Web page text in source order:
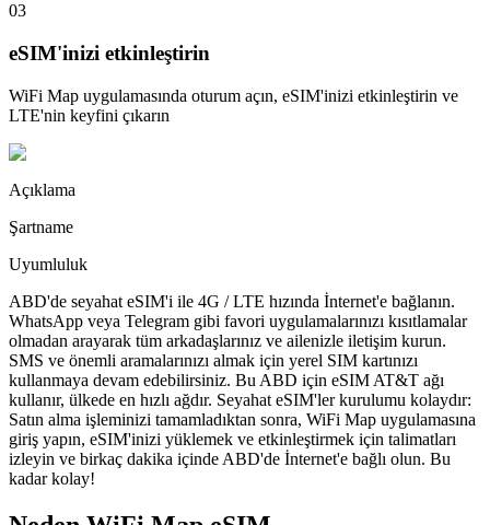
03
eSIM'inizi etkinleştirin
WiFi Map uygulamasında oturum açın, eSIM'inizi etkinleştirin ve
LTE'nin keyfini çıkarın
Açıklama
Şartname
Uyumluluk
ABD'de seyahat eSIM'i ile 4G / LTE hızında İnternet'e bağlanın.
WhatsApp veya Telegram gibi favori uygulamalarınızı kısıtlamalar
olmadan arayarak tüm arkadaşlarınız ve ailenizle iletişim kurun.
SMS ve önemli aramalarınızı almak için yerel SIM kartınızı
kullanmaya devam edebilirsiniz. Bu ABD için eSIM AT&T ağı
kullanır, ülkede en hızlı ağdır. Seyahat eSIM'ler kurulumu kolaydır:
Satın alma işleminizi tamamladıktan sonra, WiFi Map uygulamasına
giriş yapın, eSIM'inizi yüklemek ve etkinleştirmek için talimatları
izleyin ve birkaç dakika içinde ABD'de İnternet'e bağlı olun. Bu
kadar kolay!